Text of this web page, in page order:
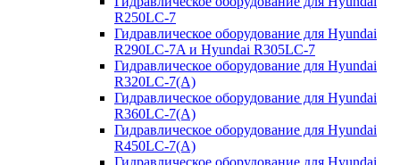
R250LC-7
Гидравлическое оборудование для Hyundai
R290LC-7A и Hyundai R305LC-7
Гидравлическое оборудование для Hyundai
R320LC-7(A)
Гидравлическое оборудование для Hyundai
R360LC-7(A)
Гидравлическое оборудование для Hyundai
R450LC-7(A)
Гидравлическое оборудование для Hyundai